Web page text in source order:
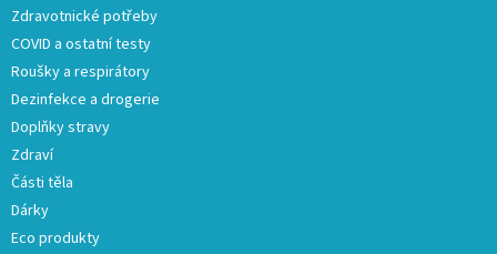
Zdravotnické potřeby
COVID a ostatní testy
Roušky a respirátory
Dezinfekce a drogerie
Doplňky stravy
Zdraví
Části těla
Dárky
Eco produkty